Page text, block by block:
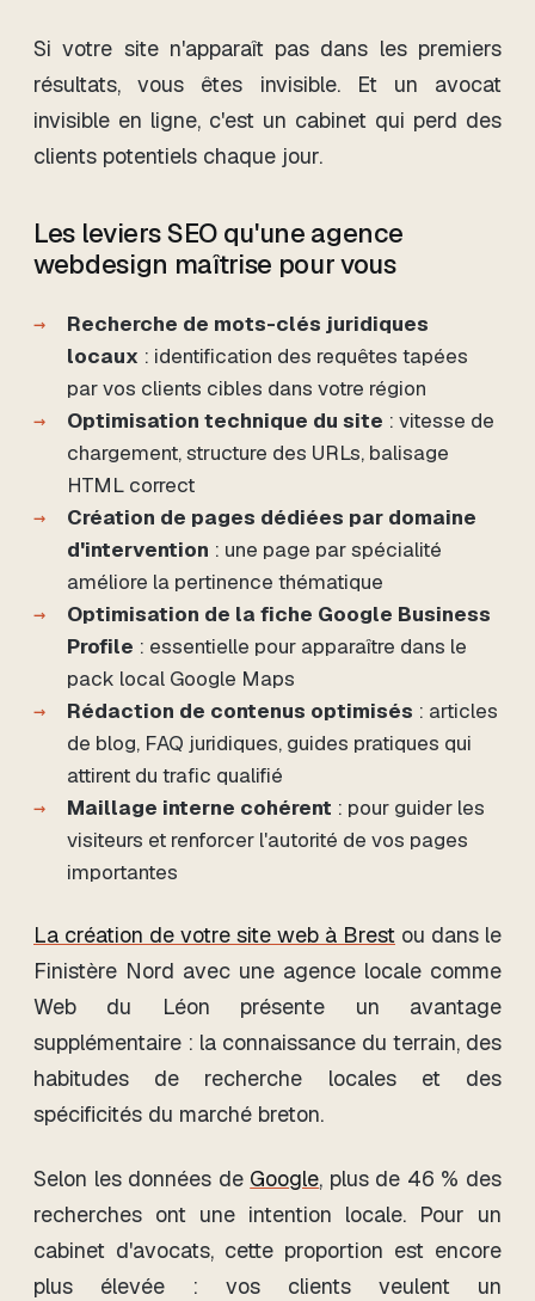
Si votre site n'apparaît pas dans les premiers
résultats, vous êtes invisible. Et un avocat
invisible en ligne, c'est un cabinet qui perd des
clients potentiels chaque jour.
Les leviers SEO qu'une agence
webdesign maîtrise pour vous
Recherche de mots-clés juridiques
locaux : identification des requêtes tapées
par vos clients cibles dans votre région
Optimisation technique du site : vitesse de
chargement, structure des URLs, balisage
HTML correct
Création de pages dédiées par domaine
d'intervention : une page par spécialité
améliore la pertinence thématique
Optimisation de la fiche Google Business
Profile : essentielle pour apparaître dans le
pack local Google Maps
Rédaction de contenus optimisés : articles
de blog, FAQ juridiques, guides pratiques qui
attirent du trafic qualifié
Maillage interne cohérent : pour guider les
visiteurs et renforcer l'autorité de vos pages
importantes
La création de votre site web à Brest ou dans le
Finistère Nord avec une agence locale comme
Web du Léon présente un avantage
supplémentaire : la connaissance du terrain, des
habitudes de recherche locales et des
spécificités du marché breton.
Selon les données de Google, plus de 46 % des
recherches ont une intention locale. Pour un
cabinet d'avocats, cette proportion est encore
plus élevée : vos clients veulent un